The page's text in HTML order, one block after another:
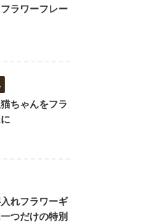
ラワーフレー
ちゃんをフラ
れフラワーギ
つだけの特別